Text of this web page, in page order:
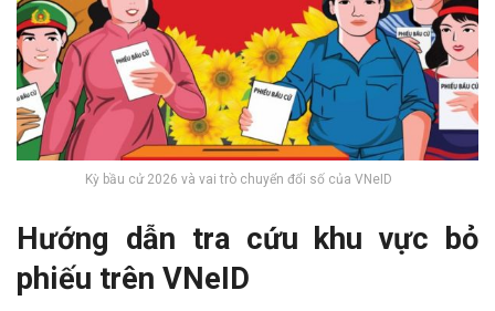
Kỳ bầu cử 2026 và vai trò chuyển đổi số của VNeID
Hướng dẫn tra cứu khu vực bỏ
phiếu trên VNeID